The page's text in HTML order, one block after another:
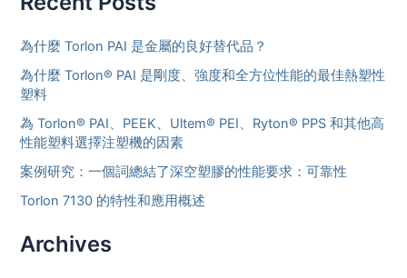
為什麼 Torlon PAI 是金屬的良好替代品？
為什麼 Torlon® PAI 是剛度、強度和全方位性能的最佳熱塑性
塑料
為 Torlon® PAI、PEEK、Ultem® PEI、Ryton® PPS 和其他高
性能塑料選擇注塑機的因素
案例研究：一個詞總結了深空塑膠的性能要求：可靠性
Torlon 7130 的特性和應用概述
Archives